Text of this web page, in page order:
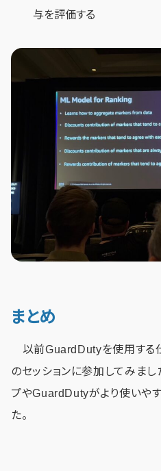
与を評価する
まとめ
以前GuardDutyを使用する
のセッションに参加してみま
プやGuardDutyがより使いやす
た。